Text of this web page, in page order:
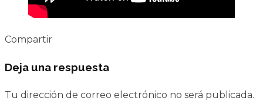
Compartir
Deja una respuesta
Tu dirección de correo electrónico no será publicada.